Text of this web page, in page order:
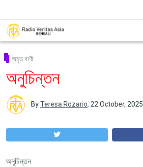
অমৃত বাণী
অনুচিন্তন
ByTeresa Rozario, 22 October, 2025
অনুচিন্তন